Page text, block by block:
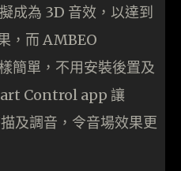
成為 3D 音效，以達到
，而 AMBEO
單，不用安裝後置及
Control app 讓
及調音，令音場效果更